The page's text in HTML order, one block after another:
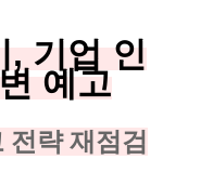
, 기업 인
예고
전략 재점검